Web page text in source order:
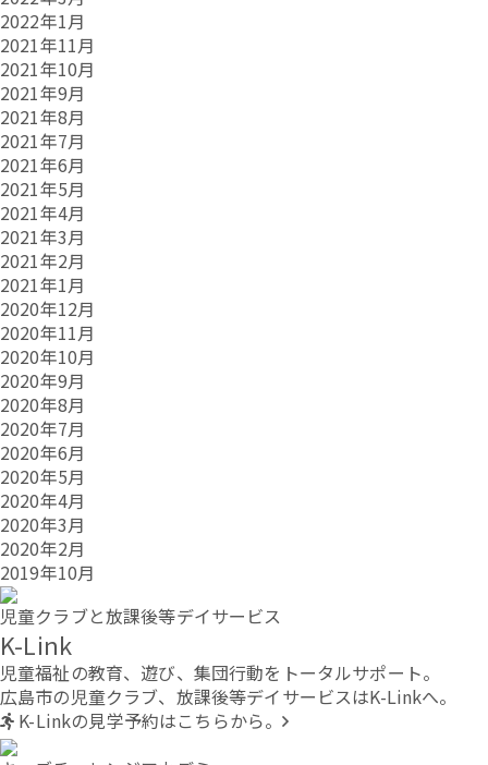
2022年1月
2021年11月
2021年10月
2021年9月
2021年8月
2021年7月
2021年6月
2021年5月
2021年4月
2021年3月
2021年2月
2021年1月
2020年12月
2020年11月
2020年10月
2020年9月
2020年8月
2020年7月
2020年6月
2020年5月
2020年4月
2020年3月
2020年2月
2019年10月
児童クラブと放課後等デイサービス
K-Link
児童福祉の教育、遊び、集団行動をトータルサポート。
広島市の児童クラブ、放課後等デイサービスはK-Linkへ。
K-Linkの見学予約はこちらから。